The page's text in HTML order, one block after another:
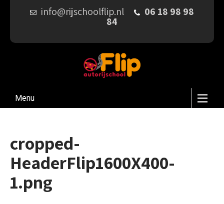
info@rijschoolflip.nl 06 18 98 98
84
Menu
cropped-
HeaderFlip1600X400-
1.png